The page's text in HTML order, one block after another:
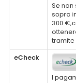
Se
sopra
300
tramite
eCheck
I